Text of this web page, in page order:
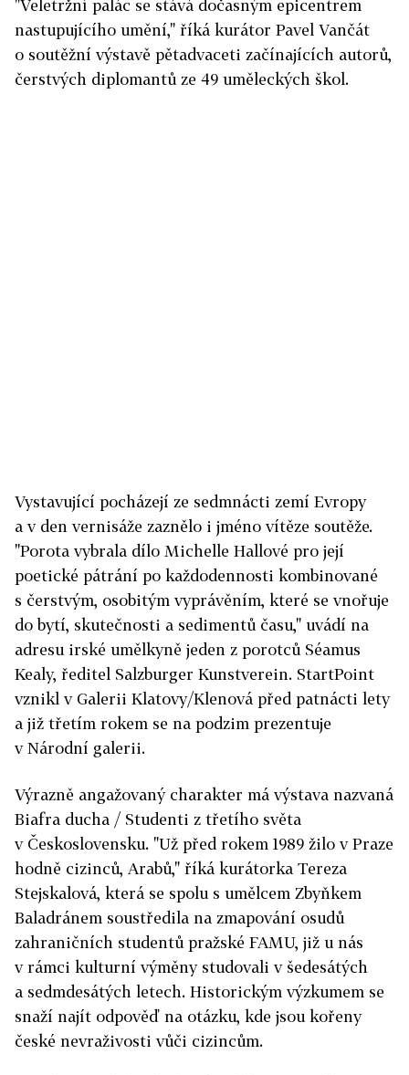
"Veletržní palác se stává dočasným epicentrem
nastupujícího umění," říká kurátor Pavel Vančát
o soutěžní výstavě pětadvaceti začínajících autorů,
čerstvých diplomantů ze 49 uměleckých škol.
Vystavující pocházejí ze sedmnácti zemí Evropy
a v den vernisáže zaznělo i jméno vítěze soutěže.
"Porota vybrala dílo Michelle Hallové pro její
poetické pátrání po každodennosti kombinované
s čerstvým, osobitým vyprávěním, které se vnořuje
do bytí, skutečnosti a sedimentů času," uvádí na
adresu irské umělkyně jeden z porotců Séamus
Kealy, ředitel Salzburger Kunstverein. StartPoint
vznikl v Galerii Klatovy/Klenová před patnácti lety
a již třetím rokem se na podzim prezentuje
v Národní galerii.
Výrazně angažovaný charakter má výstava nazvaná
Biafra ducha / Studenti z třetího světa
v Československu. "Už před rokem 1989 žilo v Praze
hodně cizinců, Arabů," říká kurátorka Tereza
Stejskalová, která se spolu s umělcem Zbyňkem
Baladránem soustředila na zmapování osudů
zahraničních studentů pražské FAMU, již u nás
v rámci kulturní výměny studovali v šedesátých
a sedmdesátých letech. Historickým výzkumem se
snaží najít odpověď na otázku, kde jsou kořeny
české nevraživosti vůči cizincům.